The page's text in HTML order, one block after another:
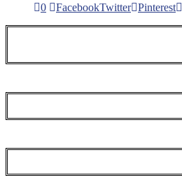
0 FacebookTwitter Pinterest